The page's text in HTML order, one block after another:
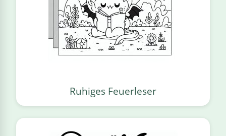
Ruhiges Feuerleser